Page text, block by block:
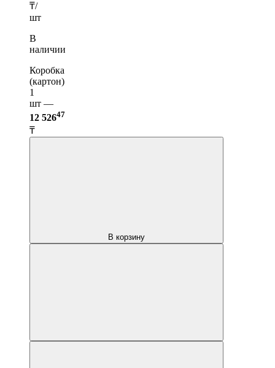
₸/
шт
В
наличии
Коробка
(картон)
1
шт —
12 52647
₸
В корзину